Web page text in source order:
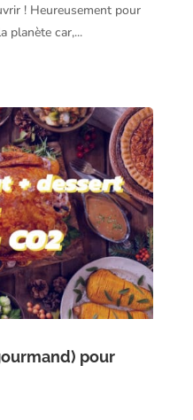
! Heureusement pour
planète car,...
pour